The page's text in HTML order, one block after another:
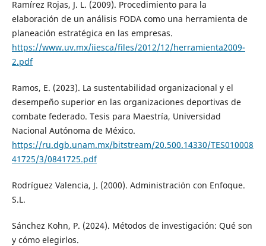
Ramírez Rojas, J. L. (2009). Procedimiento para la
elaboración de un análisis FODA como una herramienta de
planeación estratégica en las empresas.
https://www.uv.mx/iiesca/files/2012/12/herramienta2009-
2.pdf
Ramos, E. (2023). La sustentabilidad organizacional y el
desempeño superior en las organizaciones deportivas de
combate federado. Tesis para Maestría, Universidad
Nacional Autónoma de México.
https://ru.dgb.unam.mx/bitstream/20.500.14330/TES010008
41725/3/0841725.pdf
Rodríguez Valencia, J. (2000). Administración con Enfoque.
S.L.
Sánchez Kohn, P. (2024). Métodos de investigación: Qué son
y cómo elegirlos.